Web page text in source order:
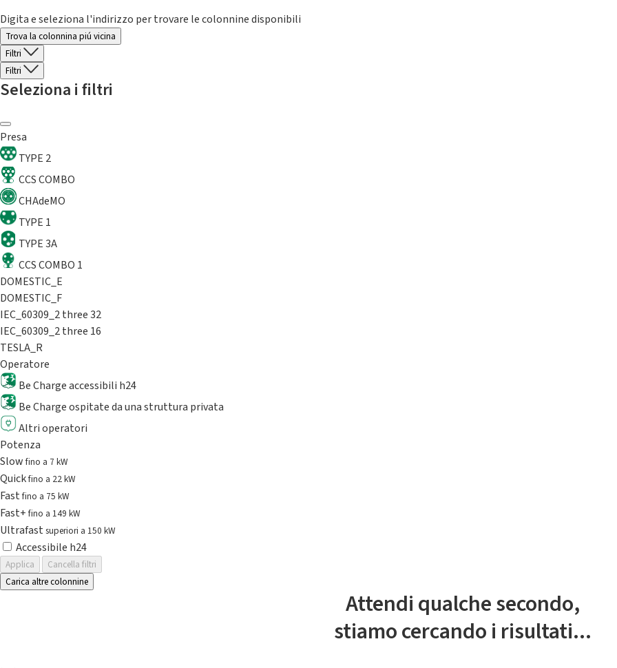
Digita e seleziona l'indirizzo per trovare le colonnine disponibili
Trova la colonnina piú vicina
Filtri
Filtri
Seleziona i filtri
Presa
TYPE 2
CCS COMBO
CHAdeMO
TYPE 1
TYPE 3A
CCS COMBO 1
DOMESTIC_E
DOMESTIC_F
IEC_60309_2 three 32
IEC_60309_2 three 16
TESLA_R
Operatore
Be Charge accessibili h24
Be Charge ospitate da una struttura privata
Altri operatori
Potenza
Slowfino a 7 kW
Quickfino a 22 kW
Fastfino a 75 kW
Fast+fino a 149 kW
Ultrafast superiori a 150 kW
Accessibile h24
Applica
Cancella filtri
Carica altre colonnine
Attendi qualche secondo,
stiamo cercando i risultati...